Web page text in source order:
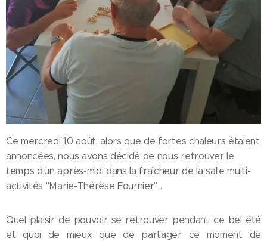
Ce mercredi 10 août, alors que de fortes chaleurs étaient
annoncées, nous avons décidé de nous retrouver le
temps d'un après-midi dans la fraîcheur de la salle multi-
activités "Marie-Thérèse Fournier" .
Quel plaisir de pouvoir se retrouver pendant ce bel été
et quoi de mieux que de partager ce moment de